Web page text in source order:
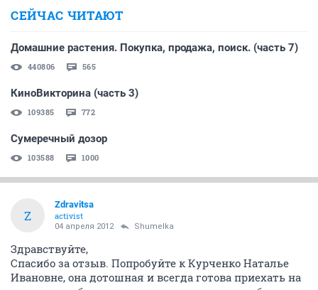
СЕЙЧАС ЧИТАЮТ
Домашние растения. Покупка, продажа, поиск. (часть 7)
440806 565
КиноВикторина (часть 3)
109385 772
Сумеречный дозор
103588 1000
Z
Zdravitsa
activist
04 апреля 2012 Shumelka
Здравствуйте,
Спасибо за отзыв. Попробуйте к Курченко Наталье
Ивановне, она дотошная и всегда готова приехать на